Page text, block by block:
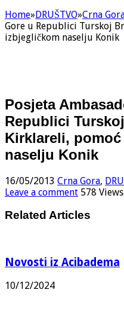
Home»DRUŠTVO»Crna
Gore u Republici Turskoj
izbjegličkom naselju Konik
Posjeta
Republici
Kirklareli,
naselju Konik
16/05/2013 Crna Gora,
Leave a comment 578 Views
Related Articles
Novosti iz Acibadema
10/12/2024